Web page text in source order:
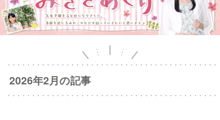
2026年2月の記事